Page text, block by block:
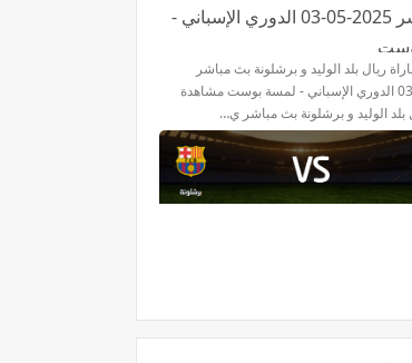
بث مباشر 2025-05-03 الدوري الإسباني -
ريال بلد الوليد و برشلونة بث مباشر
2025-05-03 الدوري الإسباني - لمسة بوست مشاهدة
بلد الوليد و برشلونة بث مباشر ي…